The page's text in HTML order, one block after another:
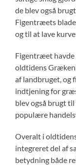
de blev også
Figentræets
og til at lave
Figentræet havde
oldtidens
af landbruget, og
indtjening for
blev også brugt
populære
Overalt i
integreret del af
betydning både